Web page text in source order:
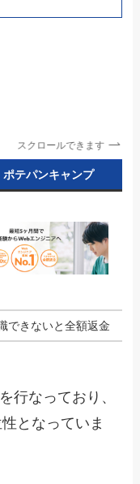
スクロールできます
ポテパンキャンプ
できないと全額返金
行なっており、
となっていま